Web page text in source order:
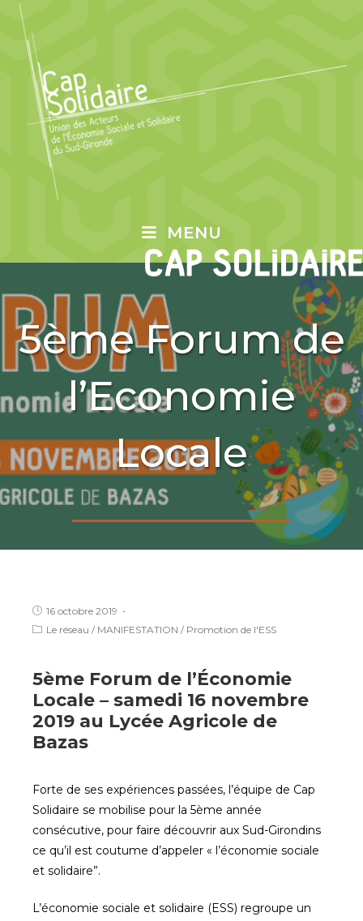
MENU
5ème Forum de
l’Economie
Locale
16 octobre 2019
Le réseau / MANIFESTATION / Promotion de l'ESS
5ème Forum de l’Économie
Locale – samedi 16 novembre
2019 au Lycée Agricole de
Bazas
Forte de ses expériences passées, l’équipe de Cap
Solidaire se mobilise pour la 5ème année
consécutive, pour faire découvrir aux Sud-Girondins
ce qu’il est coutume d’appeler « l’économie sociale
et solidaire”.
L’économie sociale et solidaire (ESS) regroupe un